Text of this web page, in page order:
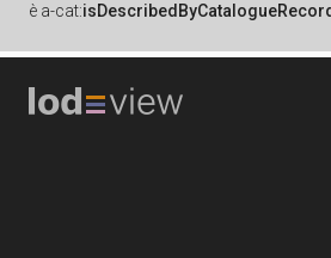
è a-cat:isDescribedByCatalogueRecord